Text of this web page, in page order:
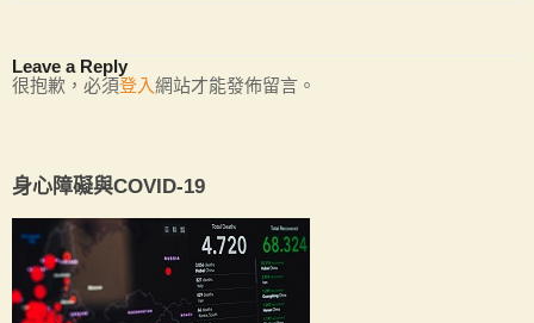
Leave a Reply
很抱歉，必須登入網站才能發佈留言。
身心障礙與COVID-19